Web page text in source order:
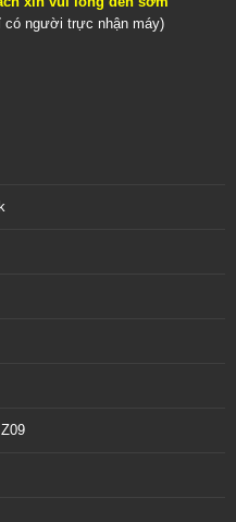
có người trực nhận máy)